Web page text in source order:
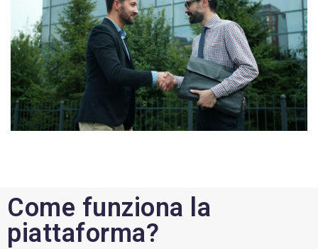
Come funziona la
piattaforma?